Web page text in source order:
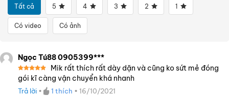
Tất cả 5 4 3 2 1
Có video Có ảnh
Ngọc Tú88 0905399***
Được xếp
hạng55
sao
Mik rất thích rất dày dặn và cũng ko sứt mẻ đóng
gói kĩ càng vận chuyển khá nhanh
Trả lời • 1 thích • 16/10/2021